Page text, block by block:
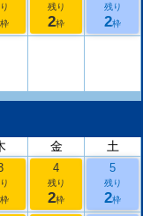
枠
残り
2枠
残り
2枠
金 土
枠
4
残り
2枠
5
残り
2枠